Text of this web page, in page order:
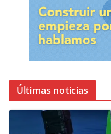
Últimas noticias